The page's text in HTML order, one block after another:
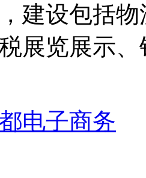
建设包括
展览展示
电子商务